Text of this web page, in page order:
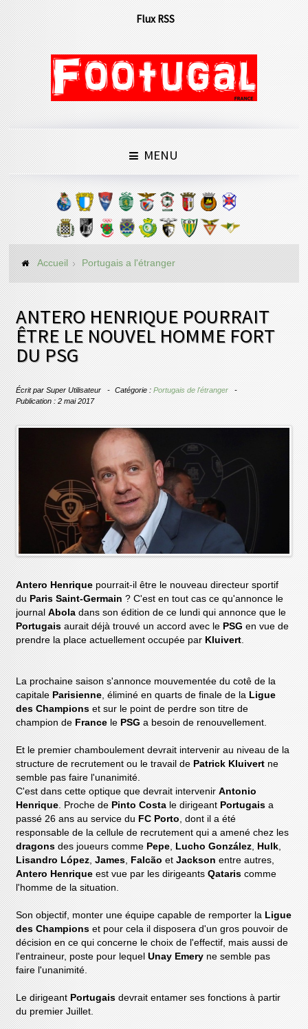
Flux RSS
MENU
Accueil Portugais a l'étranger
ANTERO HENRIQUE POURRAIT
ÊTRE LE NOUVEL HOMME FORT
DU PSG
Écrit parSuper Utilisateur Catégorie :Portugais de l'étranger
Publication : 2 mai 2017
Antero Henrique pourrait-il être le nouveau directeur sportif
duParis Saint-Germain ? C'est en tout cas ce qu'annonce le
journalAboladans son édition de ce lundi qui annonce que le
Portugaisaurait déjà trouvé un accord avec le PSGen vue de
prendre la place actuellement occupée par Kluivert
La prochaine saison s'annonce mouvementée du cotê de la
capitale Parisienne , éliminé en quarts de finale de la Ligue
des Champions et sur le point de perdre son titre de
champion de France le PSGa besoin de renouvellement.
Et le premier chamboulement devrait intervenir au niveau de la
structure de recrutement ou le travail de Patrick Kluivert ne
semble pas faire l'unanimité.
C'est dans cette optique que devrait intervenirAntonio
Henrique . Proche de Pinto Costa le dirigeant Portugaisa
passé 26 ans au service du FC Porto , dont il a été
responsable de la cellule de recrutement qui a amené chez les
dragonsdes joueurs comme Pepe Lucho González Hulk
Lisandro López ,James FalcãoetJacksonentre autres,
Antero Henrique est vue par les dirigeantsQatariscomme
l'homme de la situation.
Son objectif, monter une équipe capable de remporter la Ligue
des Champions et pour cela il disposera d'un gros pouvoir de
décision en ce qui concerne le choix de l'effectif, mais aussi de
l'entraineur, poste pour lequelUnay Emery ne semble pas
faire l'unanimité.
Le dirigeant Portugaisdevrait entamer ses fonctions à partir
du premier Juillet.